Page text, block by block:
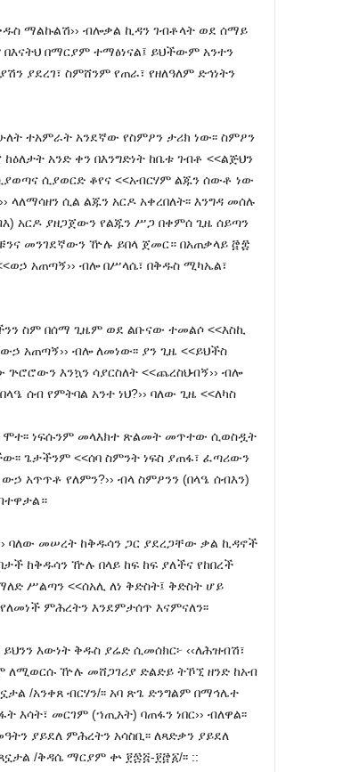
ማልኩልሽ›› ብሎቃል ኪዳን ገብቶላት ወደ ሰማይ
በማርያም ተማፅነናል፤ ይህችውም አንተን
ያደረገ፣ ስምሸንም የጠራ፣ የዘለዓለም ድኅነትን
ተአምራት አንደኛው የስምዖን ታሪክ ነው፡፡ ስምዖን
አንድ ቀን በእንግድነት ከቤቱ ገብቶ <<ልጅህን
ሲያወርድ ቆየና <<አብርሃም ልጁን ሰውቶ ነው
ላለማሳዘን ሲል ልጁን አርዶ አቀረበለት፡፡ እንግዳ መሰሉ
አርዶ ያዘጋጀውን የልጁን ሥጋ በቀምሰ ጊዜ ሰይጣን
መንገደኛውን ዅሉ ይበላ ጀመር። በአጠቃላይ ፸፰
አጠጣኝ›› ብሎ በሥላሴ፣ በቅዱስ ሚካኤል፣
ስም በሰማ ጊዜም ወደ ልቡናው ተመልሶ <<እስኪ
አጠጣኝ›› ብሎ ለመነው፡፡ ያን ጊዜ <<ይህችስ
እንኳን ሳያርስለት <<ጨረስህብኝ›› ብሎ
ሰብ የምትባል አንተ ነህ?›› ባለው ጊዜ <<ለካስ
ነፍሱንም መላእክተ ጽልመት መጥተው ሲወስዷት
ጌታችንም <<ሰባ ስምንት ነፍስ ያጠፋ፣ ፈጣሪውን
አጥጥቶ የለምን?›› ብላ ስምዖንን (በላዔ ሰብእን)
ባለው መሠረት ከቅዱሳን ጋር ያደረጋቸው ቃል ኪዳኖች
ከቅዱሳን ዅሉ በላይ ከፍ ከፍ ያለችና የከበረች
ሥልጣን <<ሰአሊ ለነ ቅድስት፤ ቅድስት ሆይ
ምሕረትን እንደምታሰጥ እናምናለን፡፡
እውነት ቅዱስ ያሬድ ሲመሰክር፦ ‹‹ለሕዝብሽ፣
ለሚወርሱ ዅሉ መሸጋገሪያ ድልድይ ትኾኚ ዘንድ ከአብ
/አንቀጸ ብርሃን/፡፡ አባ ጽጌ ድንግልም በማኅሌተ
እሳት፣ መርገም (ኀጢአት) ባጠፋን ነበር›› ብለዋል፡፡
ያይደለ ምሕረትን አሳስቢ፡፡ ለጻድቃን ያይደለ
/ቅዳሴ ማርያም ቍ ፻፷፭-፻፸፩/፡፡ ::